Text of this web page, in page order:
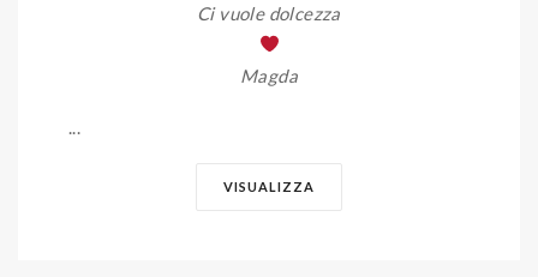
Ci vuole dolcezza
Magda
...
VISUALIZZA